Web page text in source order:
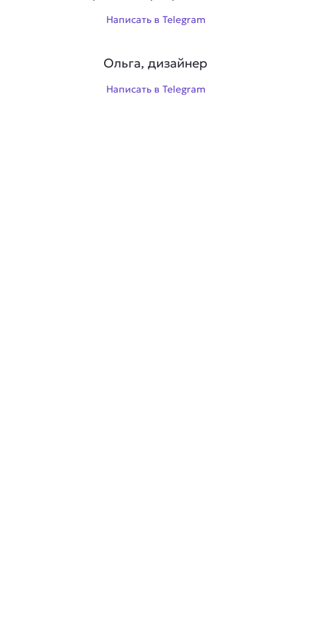
Написать в Telegram
Ольга, дизайнер
Написать в Telegram